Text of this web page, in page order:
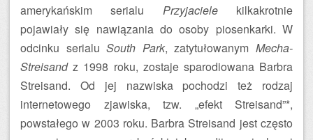
amerykańskim serialu Przyjacielekilkakrotnie
pojawiały się nawiązania do osoby piosenkarki. W
odcinku serialuSouth Park, zatytułowanymMecha-
Streisandz 1998 roku, zostaje sparodiowana Barbra
Streisand. Od jej nazwiska pochodzi też rodzaj
internetowego zjawiska, tzw. „efekt Streisand”*,
powstałego w 2003 roku. Barbra Streisand jest często